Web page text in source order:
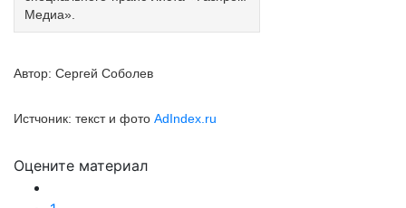
Медиа».
Автор: Сергей Соболев
Истчоник: текст и фото AdIndex.ru
Оцените материал